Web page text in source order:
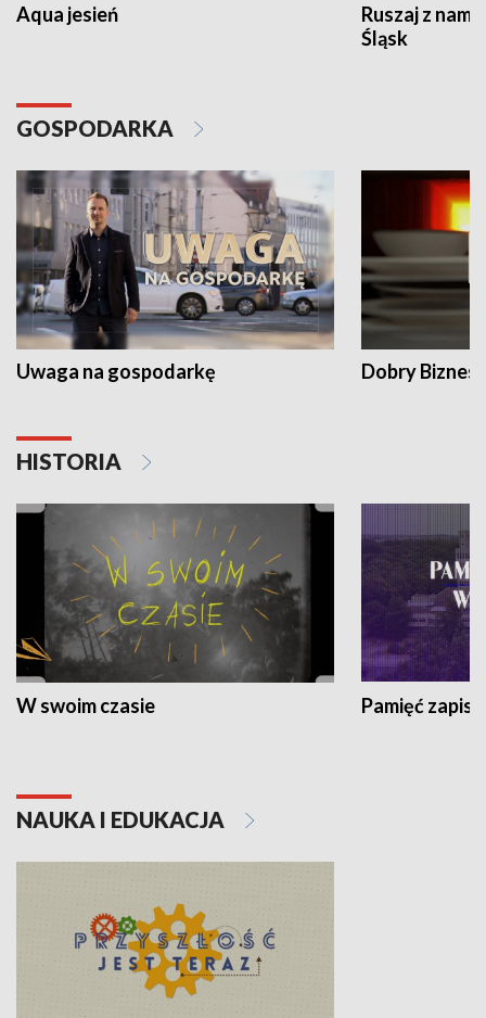
Aqua jesień
Ruszaj z
Śląsk
GOSPODARKA
Uwaga na gospodarkę Dobry Biznes
HISTORIA
W swoim czasie Pamięć
NAUKA I EDUKACJA